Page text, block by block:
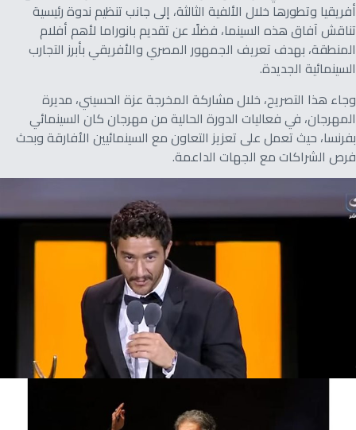
أفريقيا وتطورها خلال الألفية الثالثة، إلى جانب تنظيم ندوة رئيسية
تناقش آفاق هذه السينما، فضلًا عن تقديم بانوراما لأهم أفلام
المنطقة، بهدف تعريف الجمهور المصري والأفريقي بأبرز التجارب
السينمائية الجديدة.
وجاء هذا التصريح، خلال مشاركة المخرجة عزة الحسيني، مديرة
المهرجان، في فعاليات الدورة الحالية من مهرجان كان السينمائي
بفرنسا، حيث تعمل على تعزيز التعاون مع السينمائيين الأفارقة وبحث
فرص الشراكات مع الجهات الداعمة.